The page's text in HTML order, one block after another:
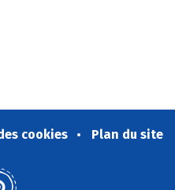
cookies Plan du site